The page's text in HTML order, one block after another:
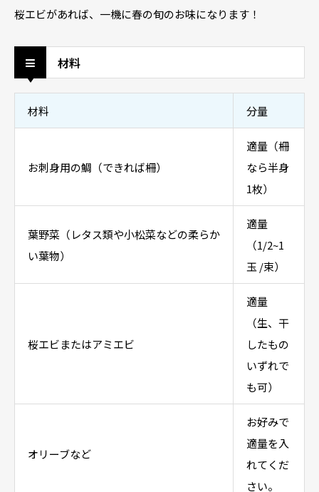
桜エビがあれば、一機に春の旬のお味になります！
材料
材料 分量
お刺身用の鯛（できれば柵）
適量（柵
なら半身
1枚）
葉野菜（レタス類や小松菜などの柔らか
い葉物）
適量
（1/2~1
玉 /束）
桜エビまたはアミエビ
適量
（生、干
したもの
いずれで
も可）
オリーブなど
お好みで
適量を入
れてくだ
さい。